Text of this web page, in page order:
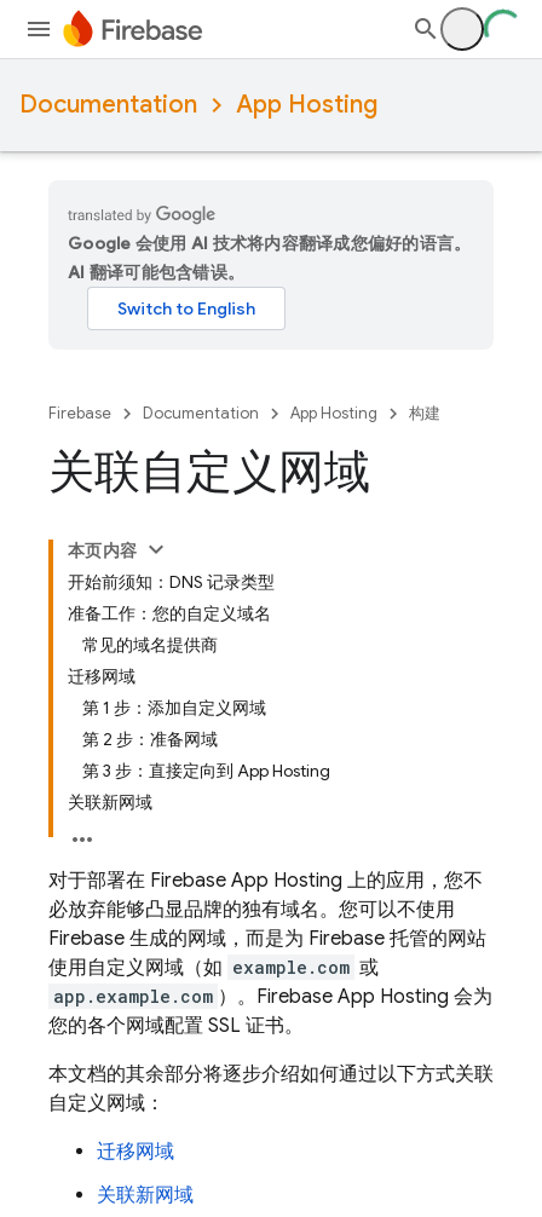
Documentation App Hosting
Google 会使用 AI 技术将内容翻译成您偏好的语言。
AI 翻译可能包含错误。
Firebase Documentation App Hosting 构建
关联自定义网域
本页内容
开始前须知：DNS 记录类型
准备工作：您的自定义域名
常见的域名提供商
迁移网域
第 1 步：添加自定义网域
第 2 步：准备网域
第 3 步：直接定向到 App Hosting
关联新网域
对于部署在 Firebase App Hosting 上的应用，您不
必放弃能够凸显品牌的独有域名。您可以不使用
Firebase 生成的网域，而是为 Firebase 托管的网站
使用自定义网域（如 example.com 或
app.example.com ）。 Firebase App Hosting 会为
您的各个网域配置 SSL 证书。
本文档的其余部分将逐步介绍如何通过以下方式关联
自定义网域：
迁移网域
关联新网域